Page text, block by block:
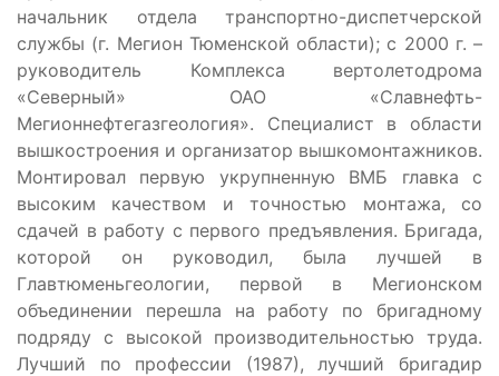
начальник отдела транспортно-диспетчерской
службы (г. Мегион Тюменской области); с 2000 г. –
руководитель Комплекса вертолетодрома
«Северный» ОАО «Славнефть-
Мегионнефтегазгеология». Специалист в области
вышкостроения и организатор вышкомонтажников.
Монтировал первую укрупненную ВМБ главка с
высоким качеством и точностью монтажа, со
сдачей в работу с первого предъявления. Бригада,
которой он руководил, была лучшей в
Главтюменьгеологии, первой в Мегионском
объединении перешла на работу по бригадному
подряду с высокой производительностью труда.
Лучший по профессии (1987), лучший бригадир